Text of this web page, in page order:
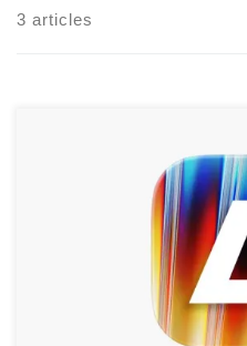
3 articles
Introduction : Maintenant, fini
connecter chez Adobe,
crack qui souvent faisait
solution ultime est de
d’installer avec l’exe du